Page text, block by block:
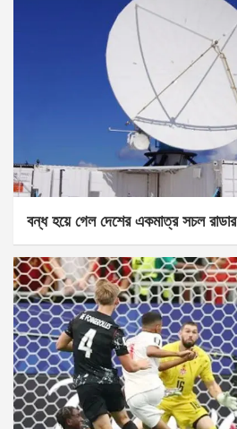
বন্ধ হয়ে গেল দেশের একমাত্র সচল রাডার